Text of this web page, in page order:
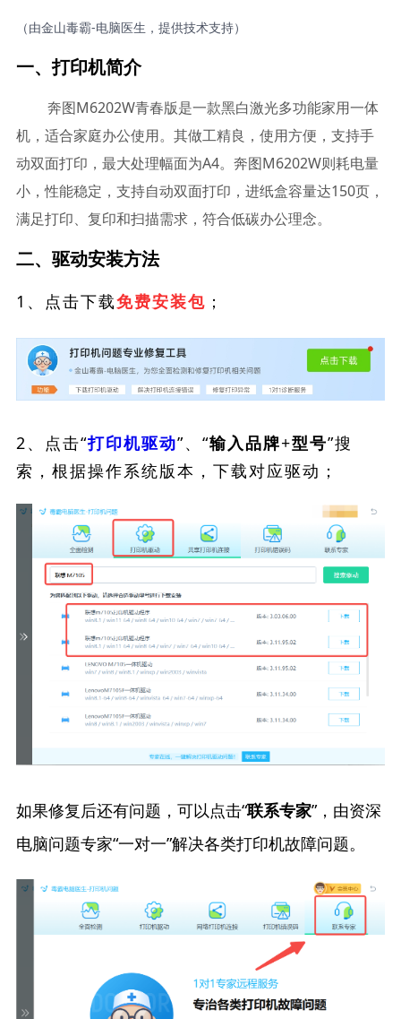
（由金山毒霸-电脑医生，提供技术支持）
一、打印机简介
奔图M6202W青春版是一款黑白激光多功能家用一体
机，适合家庭办公使用。其做工精良，使用方便，支持手
动双面打印，最大处理幅面为A4。奔图M6202W则耗电量
小，性能稳定，支持自动双面打印，进纸盒容量达150页，
满足打印、复印和扫描需求，符合低碳办公理念。
二、驱动安装方法
1、点击下载免费安装包 ；
2、点击“打印机驱动”、“输入品牌+型号”搜
索，根据操作系统版本，下载对应驱动；
如果修复后还有问题，可以点击“联系专家”，由资深
电脑问题专家“一对一”解决各类打印机故障问题。